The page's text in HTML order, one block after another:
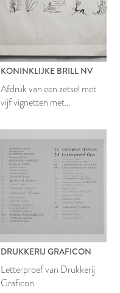
KONINKLIJKE BRILL NV
Afdruk van een zetsel met
vijf vignetten met
DRUKKERIJ GRAFICON
Letterproef van Drukkerij
Graficon